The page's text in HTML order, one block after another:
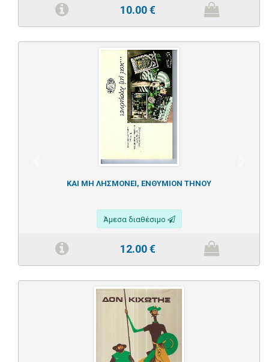
10.00€
ΚΑΙ ΜΗ ΛΗΣΜΟΝΕΙ, ΕΝΘΥΜΙΟΝ ΤΗΝΟΥ
Άμεσα διαθέσιμο
12.00€